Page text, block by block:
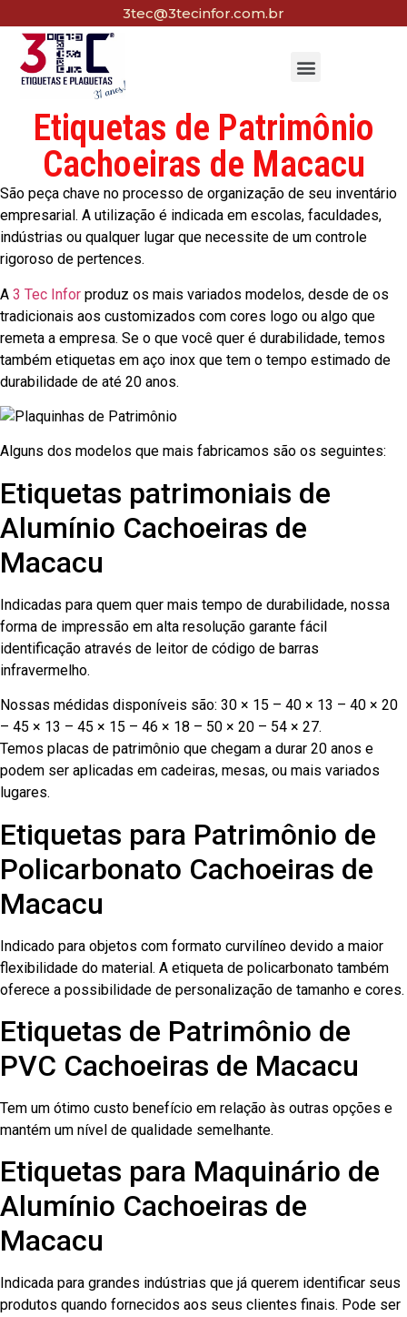
3tec@3tecinfor.com.br
Etiquetas de Patrimônio
Cachoeiras de Macacu
São peça chave no processo de organização de seu inventário
empresarial. A utilização é indicada em escolas, faculdades,
indústrias ou qualquer lugar que necessite de um controle
rigoroso de pertences.
A 3 Tec Infor produz os mais variados modelos, desde de os
tradicionais aos customizados com cores logo ou algo que
remeta a empresa. Se o que você quer é durabilidade, temos
também etiquetas em aço inox que tem o tempo estimado de
durabilidade de até 20 anos.
Alguns dos modelos que mais fabricamos são os seguintes:
Etiquetas patrimoniais de
Alumínio Cachoeiras de
Macacu
Indicadas para quem quer mais tempo de durabilidade, nossa
forma de impressão em alta resolução garante fácil
identificação através de leitor de código de barras
infravermelho.
Nossas médidas disponíveis são: 30 × 15 – 40 × 13 – 40 × 20
– 45 × 13 – 45 × 15 – 46 × 18 – 50 × 20 – 54 × 27.
Temos placas de patrimônio que chegam a durar 20 anos e
podem ser aplicadas em cadeiras, mesas, ou mais variados
lugares.
Etiquetas para Patrimônio de
Policarbonato Cachoeiras de
Macacu
Indicado para objetos com formato curvilíneo devido a maior
flexibilidade do material. A etiqueta de policarbonato também
oferece a possibilidade de personalização de tamanho e cores.
Etiquetas de Patrimônio de
PVC Cachoeiras de Macacu
Tem um ótimo custo benefício em relação às outras opções e
mantém um nível de qualidade semelhante.
Etiquetas para Maquinário de
Alumínio Cachoeiras de
Macacu
Indicada para grandes indústrias que já querem identificar seus
produtos quando fornecidos aos seus clientes finais. Pode ser